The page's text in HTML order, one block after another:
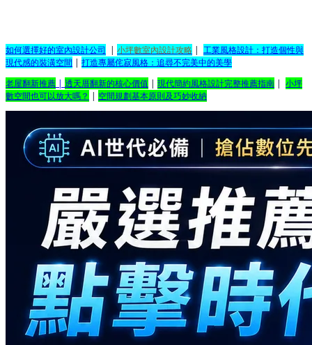
如何選擇好的室內設計公司 | 小坪數室內設計攻略 | 工業風格設計：打造個性與
現代感的裝潢空間 | 打造專屬侘寂風格：追尋不完美中的美學
老屋翻新推薦 | 透天厝翻新的核心價值 | 現代簡約風格設計完整推薦指南 | 小坪
數空間也可以放大嗎？ | 空間規劃基本原則及巧妙收納